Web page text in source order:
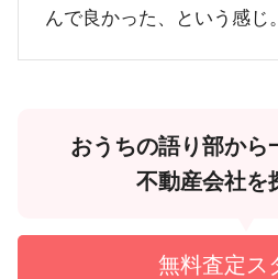
んで良かった、という感じ。
おうちの語り部から
不動産会社を
無料査定ス